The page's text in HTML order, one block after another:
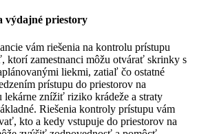
výdajné priestory
vám riešenia na kontrolu prístupu
ktorí zamestnanci môžu otvárať skrinky s
liekmi, zatiaľ čo ostatné
prístupu do priestorov na
lekárne znížiť riziko krádeže a straty
Riešenia kontroly prístupu vám
kto a kedy vstupuje do priestorov na